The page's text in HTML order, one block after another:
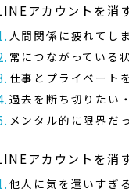
アカウントを消
人間関係に疲れてし
常につながっている
仕事とプライベート
過去を断ち切りたい
メンタル的に限界だ
アカウントを消
他人に気を遣いすぎ